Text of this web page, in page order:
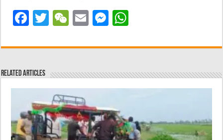
F
c
e
b
o
o
k
T
it
r
W
C
at
E
ai
M
ss
n
er
at
A
p
Related Articles